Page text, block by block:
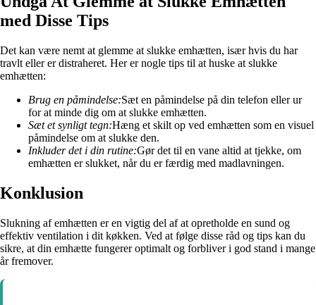
med Disse Tips
Det kan være nemt at glemme at slukke emhætten, især hvis du har
travlt eller er distraheret. Her er nogle tips til at huske at slukke
emhætten:
Brug en påmindelse:Sæt en påmindelse på din telefon eller ur
for at minde dig om at slukke emhætten.
Sæt et synligt tegn:Hæng et skilt op ved emhætten som en visuel
påmindelse om at slukke den.
Inkluder det i din rutine:Gør det til en vane altid at tjekke, om
emhætten er slukket, når du er færdig med madlavningen.
Konklusion
Slukning af emhætten er en vigtig del af at opretholde en sund og
effektiv ventilation i dit køkken. Ved at følge disse råd og tips kan du
sikre, at din emhætte fungerer optimalt og forbliver i god stand i mange
år fremover.